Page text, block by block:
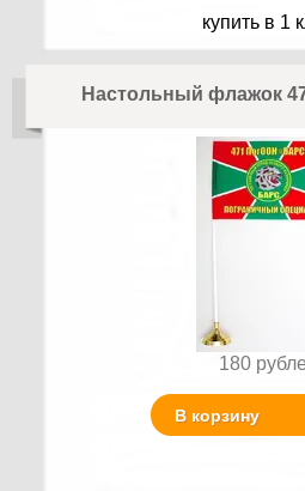
купить в 1
Настольный флажок
180
В корзину